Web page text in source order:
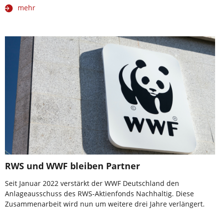
mehr
RWS und WWF bleiben Partner
Seit Januar 2022 verstärkt der WWF Deutschland den
Anlageausschuss des RWS-Aktienfonds Nachhaltig. Diese
Zusammenarbeit wird nun um weitere drei Jahre verlängert.